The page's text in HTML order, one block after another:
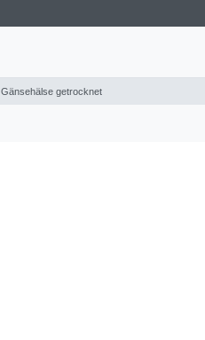
Gänsehälse getrocknet